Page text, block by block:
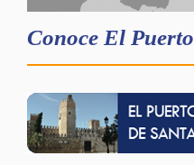
Conoce El Puerto